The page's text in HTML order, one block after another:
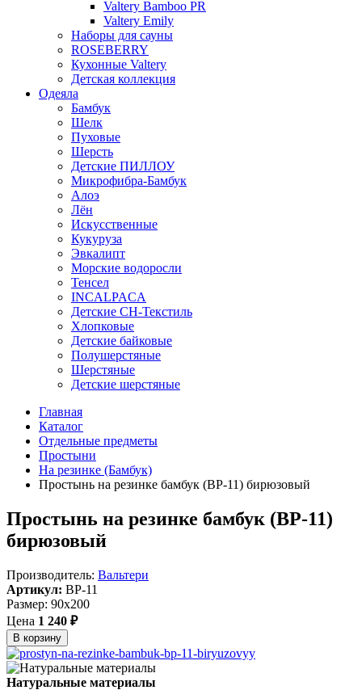
Valtery Bamboo PR
Valtery Emily
Наборы для сауны
ROSEBERRY
Кухонные Valtery
Детская коллекция
Одеяла
Бамбук
Шелк
Пуховые
Шерсть
Детские ПИЛЛОУ
Микрофибра-Бамбук
Алоэ
Лён
Искусственные
Кукуруза
Эвкалипт
Морские водоросли
Тенсел
INCALPACA
Детские СН-Текстиль
Хлопковые
Детские байковые
Полушерстяные
Шерстяные
Детские шерстяные
Главная
Каталог
Отдельные предметы
Простыни
На резинке (Бамбук)
Простынь на резинке бамбук (BP-11) бирюзовый
Простынь на резинке бамбук (BP-11)
бирюзовый
Производитель: Вальтери
Артикул: BP-11
Размер: 90x200
Цена 1 240 ₽
В корзину
Натуральные материалы